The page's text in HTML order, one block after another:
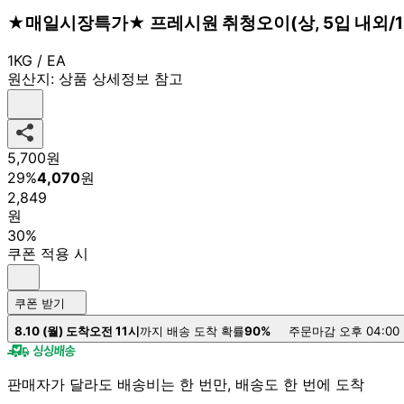
★매일시장특가★ 프레시원 취청오이(상, 5입 내외/
1KG / EA
원산지: 상품 상세정보 참고
5,700원
29%4,070원
2,849
원
30%
쿠폰 적용 시
쿠폰 받기
8.10 (월) 도착오전 11시까지 배송 도착 확률90% 주문마감 오후 04:00
판매자가 달라도 배송비는 한 번만, 배송도 한 번에 도착